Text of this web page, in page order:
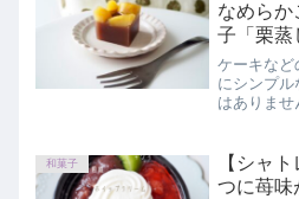
なめらか
子「栗蒸
ケーキなど
にシンプル
はありませ
和菓子
【シャ
つに苺味